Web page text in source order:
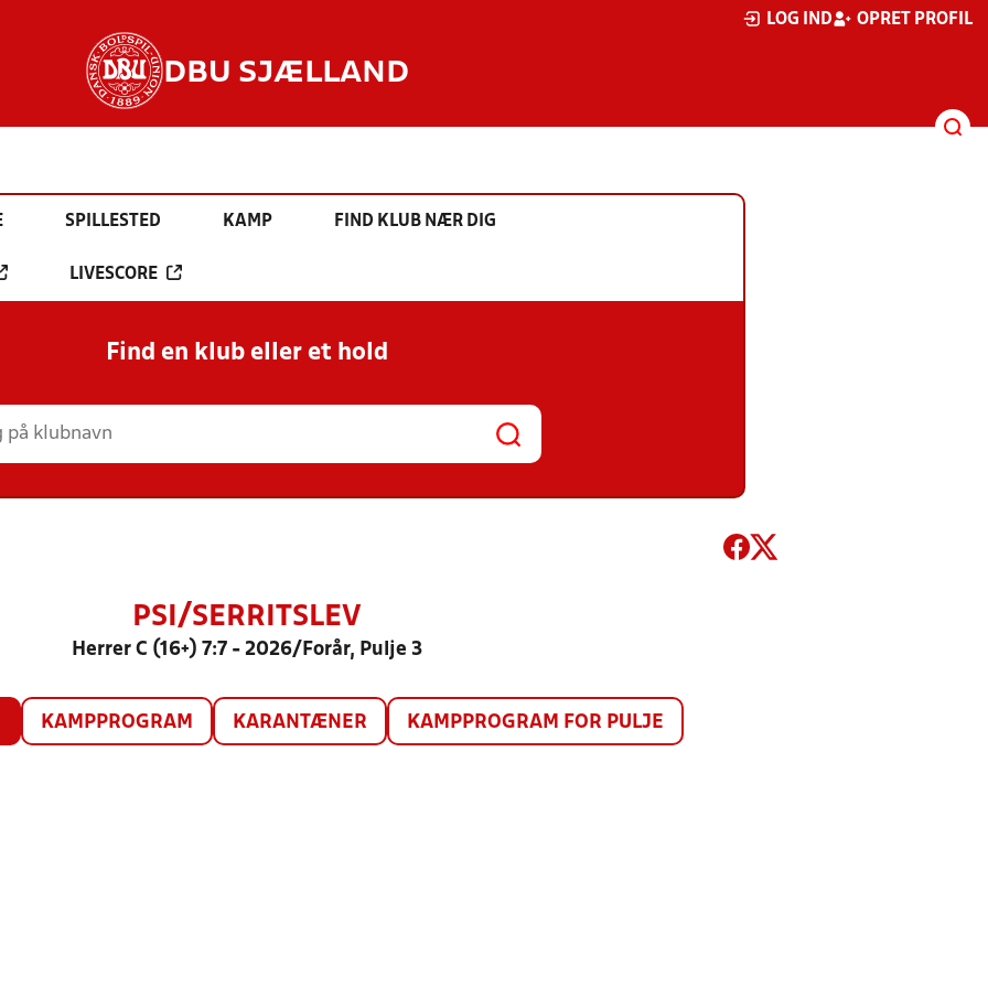
LOG IND OPRET PROFIL
DBU SJÆLLAND
SPILLESTED KAMP FIND KLUB NÆR DIG
LIVESCORE
Find en klub eller et hold
PSI/SERRITSLEV
Herrer C (16+) 7:7 - 2026/Forår, Pulje 3
KAMPPROGRAM KARANTÆNER KAMPPROGRAM FOR PULJE